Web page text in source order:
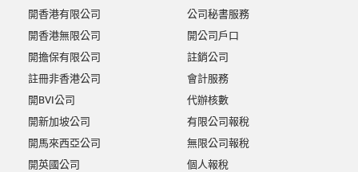
開香港有限公司
開香港無限公司
開擔保有限公司
註冊非香港公司
開BVI公司
開新加坡公司
開馬來西亞公司
開英國公司
公司秘書服務
開公司戶口
註銷公司
會計服務
代辦核數
有限公司報稅
無限公司報稅
個人報稅